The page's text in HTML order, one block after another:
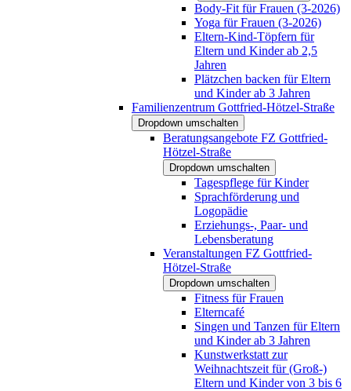
Body-Fit für Frauen (3-2026)
Yoga für Frauen (3-2026)
Eltern-Kind-Töpfern für
Eltern und Kinder ab 2,5
Jahren
Plätzchen backen für Eltern
und Kinder ab 3 Jahren
Familienzentrum Gottfried-Hötzel-Straße
Dropdown umschalten
Beratungsangebote FZ Gottfried-
Hötzel-Straße
Dropdown umschalten
Tagespflege für Kinder
Sprachförderung und
Logopädie
Erziehungs-, Paar- und
Lebensberatung
Veranstaltungen FZ Gottfried-
Hötzel-Straße
Dropdown umschalten
Fitness für Frauen
Elterncafé
Singen und Tanzen für Eltern
und Kinder ab 3 Jahren
Kunstwerkstatt zur
Weihnachtszeit für (Groß-)
Eltern und Kinder von 3 bis 6